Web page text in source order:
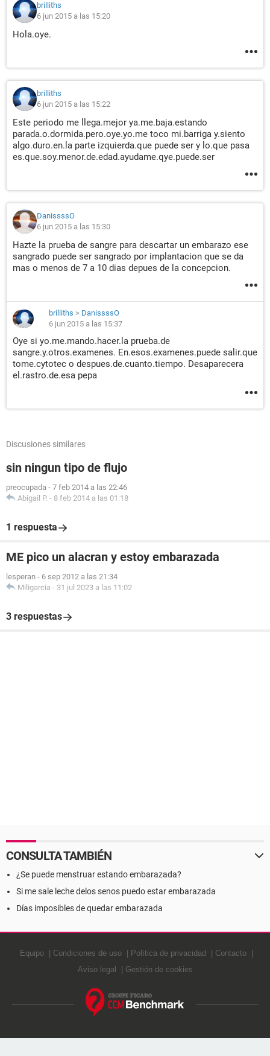
brilliths
6 jun 2015 a las 15:20
Hola.oye.
brilliths
6 jun 2015 a las 15:22
Este periodo me llega.mejor ya.me.baja.estando
parada.o.dormida.pero.oye.yo.me toco mi.barriga y.siento
algo.duro.en.la parte izquierda.que puede ser y lo.que pasa
es.que.soy.menor.de.edad.ayudame.qye.puede.ser
DanissssO
6 jun 2015 a las 15:30
Hazte la prueba de sangre para descartar un embarazo ese
sangrado puede ser sangrado por implantacion que se da
mas o menos de 7 a 10 dias depues de la concepcion.
brilliths > DanissssO
6 jun 2015 a las 15:37
Oye si yo.me.mando.hacer.la prueba.de
sangre.y.otros.examenes. En.esos.examenes.puede salir.que
tome.cytotec o despues.de.cuanto.tiempo. Desaparecera
el.rastro.de.esa pepa
Discusiones similares
sin ningun tipo de flujo
preocupada - 7 feb 2014 a las 22:46
Abigail P. - 8 feb 2014 a las 01:18
1 respuesta
ME pico un alacran y estoy embarazada
lesperan - 6 sep 2012 a las 21:34
Miligarcia - 31 jul 2023 a las 11:02
3 respuestas
CONSULTA TAMBIÉN
¿Se puede menstruar estando embarazada?
Si me sale leche delos senos puedo estar embarazada
Días imposibles de quedar embarazada
Equipo Condiciones de uso Política de privacidad
Contacto
Aviso legal
Gestión de cookies